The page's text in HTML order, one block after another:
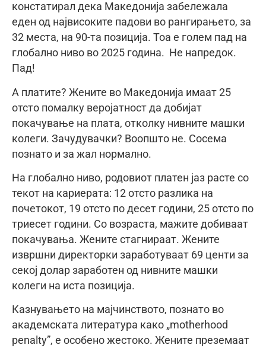
констатирал дека Македонија забележала
еден од највисоките падови во рангирањето, за
32 места, на 90-та позиција. Тоа е голем пад на
глобално ниво во 2025 година. Не напредок.
Пад!
А платите? Жените во Македонија имаат 25
отсто помалку веројатност да добијат
покачување на плата, отколку нивните машки
колеги. Зачудувачки? Воопшто не. Сосема
познато и за жал нормално.
На глобално ниво, родовиот платен јаз расте со
текот на кариерата: 12 отсто разлика на
почетокот, 19 отсто по десет години, 25 отсто по
триесет години. Со возраста, мажите добиваат
покачувања. Жените стагнираат. Жените
извршни директорки заработуваат 69 центи за
секој долар заработен од нивните машки
колеги на иста позиција.
Казнувањето на мајчинството, познато во
академската литература како „motherhood
penalty”, е особено жестоко. Жените преземаат